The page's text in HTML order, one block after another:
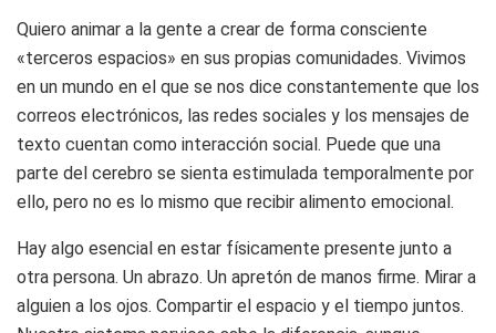
Quiero animar a la gente a crear de forma consciente
«terceros espacios» en sus propias comunidades. Vivimos
en un mundo en el que se nos dice constantemente que los
correos electrónicos, las redes sociales y los mensajes de
texto cuentan como interacción social. Puede que una
parte del cerebro se sienta estimulada temporalmente por
ello, pero no es lo mismo que recibir alimento emocional.
Hay algo esencial en estar físicamente presente junto a
otra persona. Un abrazo. Un apretón de manos firme. Mirar a
alguien a los ojos. Compartir el espacio y el tiempo juntos.